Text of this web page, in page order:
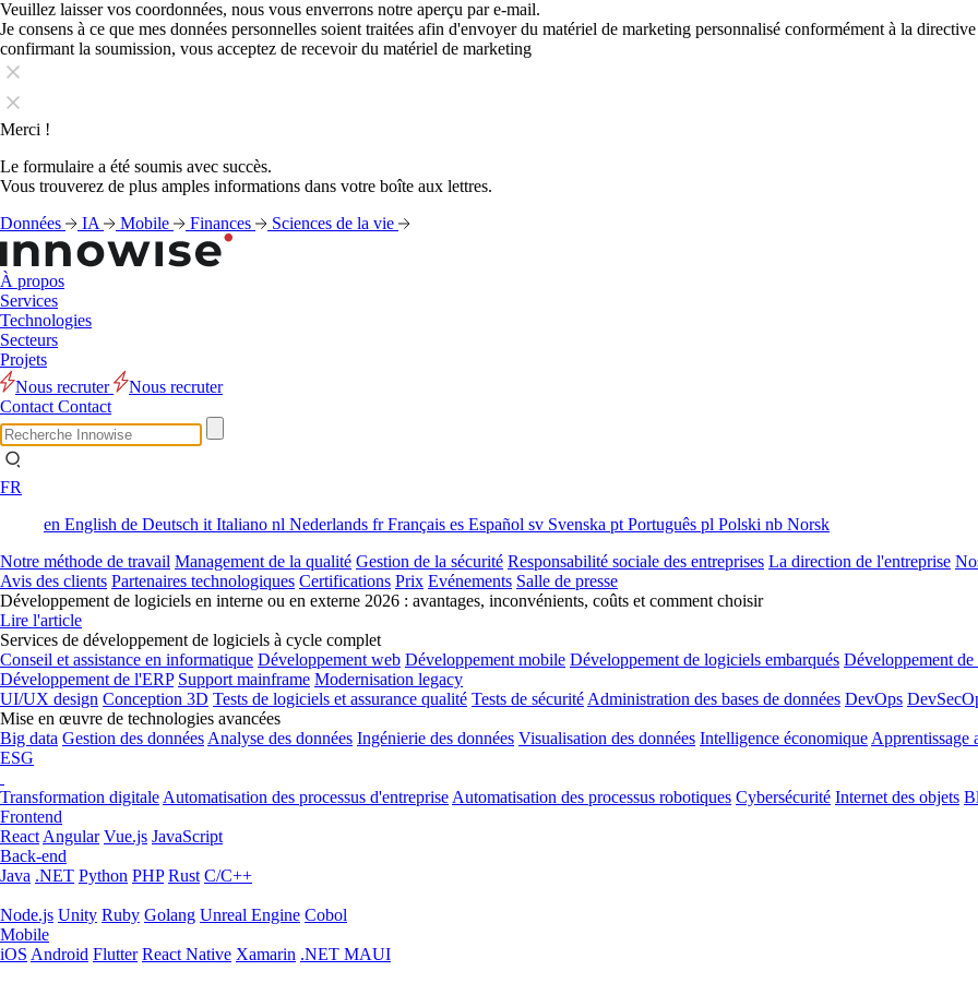
Veuillez laisser vos coordonnées, nous vous enverrons notre aperçu par e-mail.
Je consens à ce que mes données personnelles soient traitées afin d'envoyer du matériel de marketing personnalisé conformément à la
confirmant la soumission, vous acceptez de recevoir du matériel de marketing
Merci !
Le formulaire a été soumis avec succès.
Vous trouverez de plus amples informations dans votre boîte aux lettres.
Données
IA Mobile Finances Sciences de la vie
À propos
Services
Technologies
Secteurs
Projets
Nous recruter
Nous recruter
Contact Contact
FR
en English de Deutsch it Italiano nl Nederlands frFrançais es Español sv Svenska pt Português pl Polski nb Norsk
Notre méthode de travail Management de la qualité Gestion de la sécurité Responsabilité sociale des entreprises La direction de l'entreprise
Avis des clients Partenaires technologiques Certifications Prix Evénements Salle de presse
Développement de logiciels en interne ou en externe 2026 : avantages, inconvénients, coûts et comment choisir
Lire l'article
Services de développement de logiciels à cycle complet
Conseil et assistance en informatique Développement web Développement mobile Développement de logiciels embarqués Développement
Développement de l'ERP Support mainframe Modernisation legacy
UI/UX design Conception 3D Tests de logiciels et assurance qualité Tests de sécurité Administration des bases de données DevOps
Mise en œuvre de technologies avancées
Big data Gestion des données Analyse des données Ingénierie des données Visualisation des données Intelligence économique Apprentissage
ESG
Transformation digitale Automatisation des processus d'entreprise Automatisation des processus robotiques Cybersécurité Internet des objets
Frontend
React Angular Vue.js JavaScript
Back-end
Java .NET Python PHP Rust C/C++
Node.js Unity Ruby Golang Unreal Engine Cobol
Mobile
iOS Android Flutter React Native Xamarin .NET MAUI